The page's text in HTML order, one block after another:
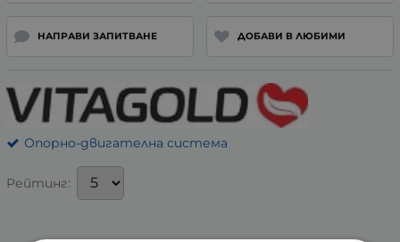
НАПРАВИ ЗАПИТВАНЕ ДОБАВИ В ЛЮБИМИ
Опорно-двигателна система
Рейтинг: